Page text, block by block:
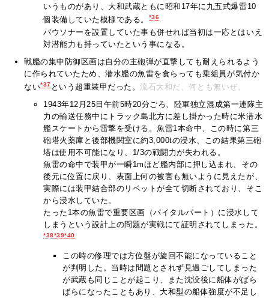
いうものがあり、大和武蔵ともに昭和17年に九五式爆雷10
個装備していた模様である。
*36
バウソナーを設置していた事も併せれば当初は一応とはいえ
対潜能力も持っていたという事になる。
戦艦の集中防御区画は自分の主砲弾が直撃しても耐えられるよう
に作られていたため、潜水艦の魚雷を食らっても乗組員が気付か
ない*37という超重装甲だった。 流石大和だ、何とも無いぜ。
1943年12月25日午前5時20分ごろ、陸軍独立混成第一連隊主
力の輸送任務中にトラック島北方に差し掛かった時に米潜水
艦スケートから雷撃を受ける。魚雷1本命中、この時に第三
砲塔火薬庫と後部機関室に約3,000tの浸水、この結果第三砲
塔は使用不可能になり、1/3の戦闘力が失われる。
魚雷の命中で装甲が一瞬1mほど艦内部に押し込まれ、その
後元に位置に戻り、表面上何の被害も無いように見えたが、
実際には装甲結合部のリベットが全て切断されており、そこ
から浸水していた。
たった1本の魚雷で重要区画（バイタルパート）に浸水して
しまうという設計上の問題が実戦にて証明されてしまった。
*38*39*40
この時の修理では方位盤が旋回不能になっていること
が判明した。当時は問題とされず見過ごしてしまった
が武蔵も同じことが起こり、また沈没後に船体がばら
ばらになったこともあり、大和型の船体強度が不足し